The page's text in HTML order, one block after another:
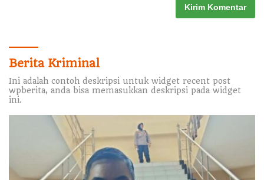
Berita Kriminal
Ini adalah contoh deskripsi untuk widget recent post
wpberita, anda bisa memasukkan deskripsi pada widget
ini.